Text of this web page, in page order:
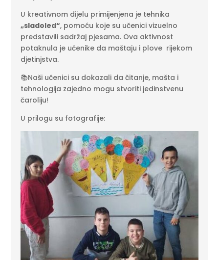
U kreativnom dijelu primijenjena je tehnika
„sladoled“, pomoću koje su učenici vizuelno
predstavili sadržaj pjesama. Ova aktivnost
potaknula je učenike da maštaju i plove rijekom
djetinjstva.
📚Naši učenici su dokazali da čitanje, mašta i
tehnologija zajedno mogu stvoriti jedinstvenu
čaroliju!
U prilogu su fotografije: